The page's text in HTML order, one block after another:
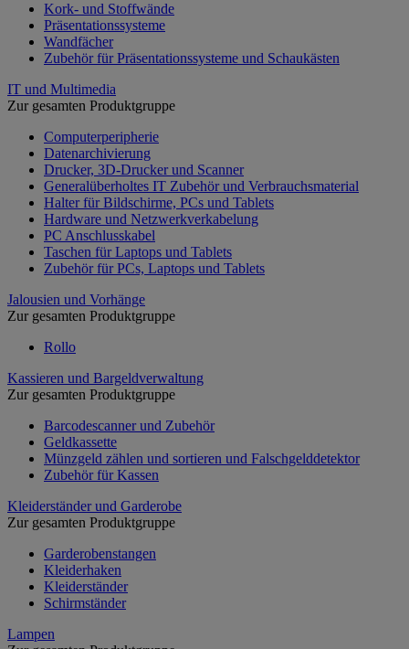
Kork- und Stoffwände
Präsentationssysteme
Wandfächer
Zubehör für Präsentationssysteme und Schaukästen
IT und Multimedia
Zur gesamten Produktgruppe
Computerperipherie
Datenarchivierung
Drucker, 3D-Drucker und Scanner
Generalüberholtes IT Zubehör und Verbrauchsmaterial
Halter für Bildschirme, PCs und Tablets
Hardware und Netzwerkverkabelung
PC Anschlusskabel
Taschen für Laptops und Tablets
Zubehör für PCs, Laptops und Tablets
Jalousien und Vorhänge
Zur gesamten Produktgruppe
Rollo
Kassieren und Bargeldverwaltung
Zur gesamten Produktgruppe
Barcodescanner und Zubehör
Geldkassette
Münzgeld zählen und sortieren und Falschgelddetektor
Zubehör für Kassen
Kleiderständer und Garderobe
Zur gesamten Produktgruppe
Garderobenstangen
Kleiderhaken
Kleiderständer
Schirmständer
Lampen